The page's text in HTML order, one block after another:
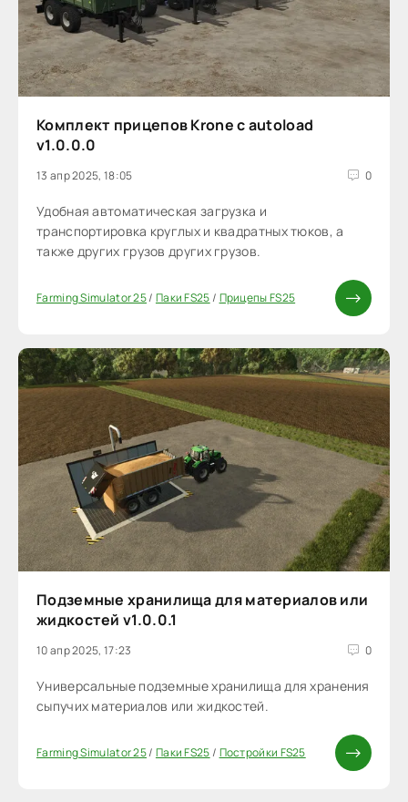
Комплект прицепов Krone с autoload
v1.0.0.0
13 апр 2025, 18:05 0
Удобная автоматическая загрузка и
транспортировка круглых и квадратных тюков, а
также других грузов других грузов.
Farming Simulator 25/ Паки FS25/ Прицепы FS25
Подземные хранилища для материалов или
жидкостей v1.0.0.1
10 апр 2025, 17:23 0
Универсальные подземные хранилища для хранения
сыпучих материалов или жидкостей.
Farming Simulator 25/ Паки FS25/ Постройки FS25